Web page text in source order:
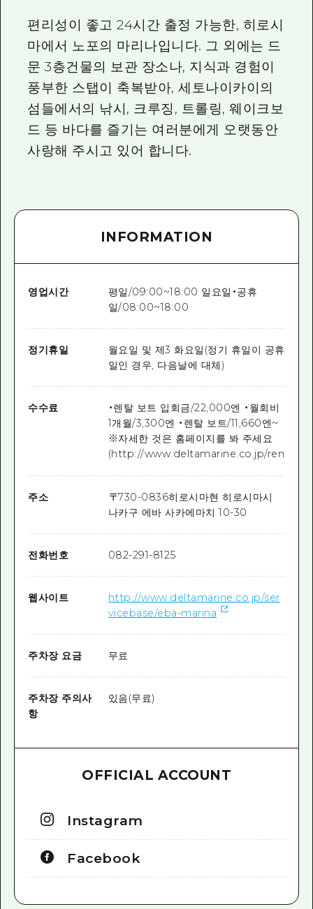
자주 묻는 질문
사진 다운로드
재해가 발생했을 때의 교통 정보
관광 안내 책자
편리성이 좋고 24시간 출정 가능한, 히로시
마에서 노포의 마리나입니다. 그 외에는 드
문 3층건물의 보관 장소나, 지식과 경험이
풍부한 스탭이 축복받아, 세토나이카이의
섬들에서의 낚시, 크루징, 트롤링, 웨이크보
드 등 바다를 즐기는 여러분에게 오랫동안
사랑해 주시고 있어 합니다.
INFORMATION
영업시간
평일/09:00~18:00 일요일・공휴
일/08:00~18:00
정기휴일
월요일 및 제3 화요일(정기 휴일이 공휴
일인 경우, 다음날에 대체)
수수료
・렌탈 보트 입회금/22,000엔 ・월회비
1개월/3,300엔 ・렌탈 보트/11,660엔~
※자세한 것은 홈페이지를 봐 주세요
(http://www.deltamarine.co.jp/
주소 〒730-0836히로시마현 히로시마시
나카구 에바 사카에마치 10-30
전화번호 082-291-8125
웹사이트
http://www.deltamarine.co.jp/ser
vicebase/eba-marina
주차장 요금 무료
주차장 주의사
항
있음(무료)
OFFICIAL ACCOUNT
Instagram
Facebook